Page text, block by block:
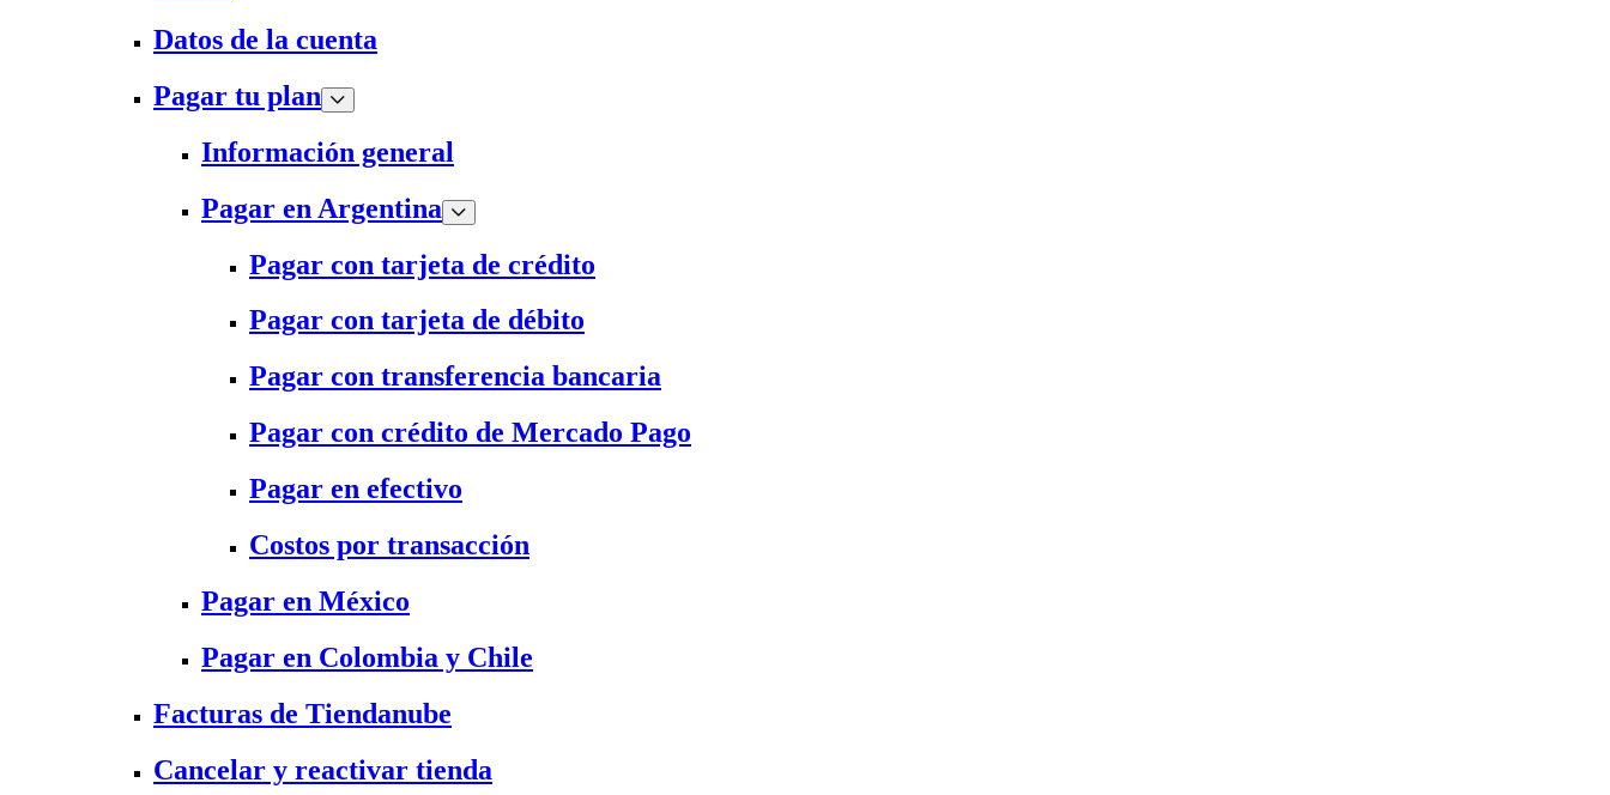
Datos de la cuenta
Pagar tu plan
Información general
Pagar en Argentina
Pagar con tarjeta de crédito
Pagar con tarjeta de débito
Pagar con transferencia bancaria
Pagar con crédito de Mercado Pago
Pagar en efectivo
Costos por transacción
Pagar en México
Pagar en Colombia y Chile
Facturas de Tiendanube
Cancelar y reactivar tienda